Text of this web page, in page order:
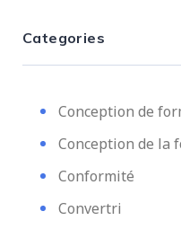
Categories
Conception de
Conception de la
Conformité
Convertri